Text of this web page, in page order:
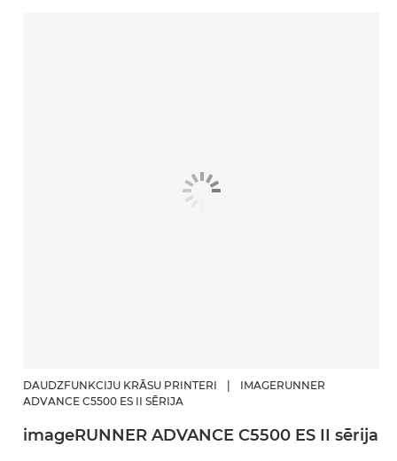
DAUDZFUNKCIJU KRĀSU PRINTERI
IMAGERUNNER
ADVANCE C5500 ES II SĒRIJA
imageRUNNER ADVANCE C5500 ES II sērija